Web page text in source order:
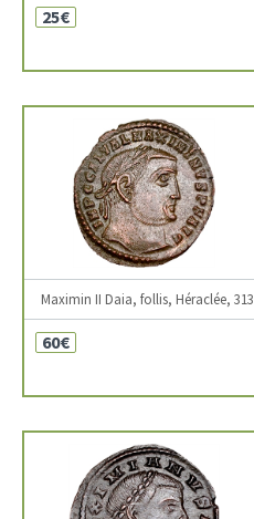
25€
Maximin II Daia, follis, Héraclée, 313
60€